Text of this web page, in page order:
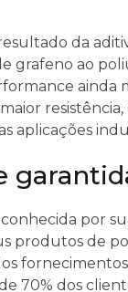
da
grafeno ao
ainda
aplicações
por
produtos de
70% dos